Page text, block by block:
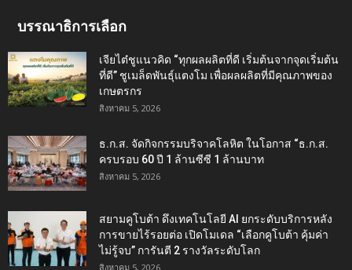
บรรณาธิการเลือก
เจียไต๋ชูแนวคิด “ทุกผลผลิตที่ดี เริ่มต้นจากจุดเริ่มต้น
ที่ดี” ชูเมล็ดพันธุ์แตงโม เพื่อผลผลิตที่มีคุณภาพของ
เกษตรกร
สิงหาคม 5, 2026
ธ.ก.ส. จัดกิจกรรมบริจาคโลหิต ในโอกาส “ธ.ก.ส.
ครบรอบ 60 ปี 1 ล้านซีซี 1 ล้านบาท
สิงหาคม 5, 2026
สยามคูโบต้า ดึงเทคโนโลยี AI ยกระดับบริการหลัง
การขายไร้รอยต่อ เปิดโมเดล “เลือกคูโบต้า คุ้มค่า
ไม่รู้จบ” การันตี 2 รางวัลระดับโลก
สิงหาคม 5, 2026